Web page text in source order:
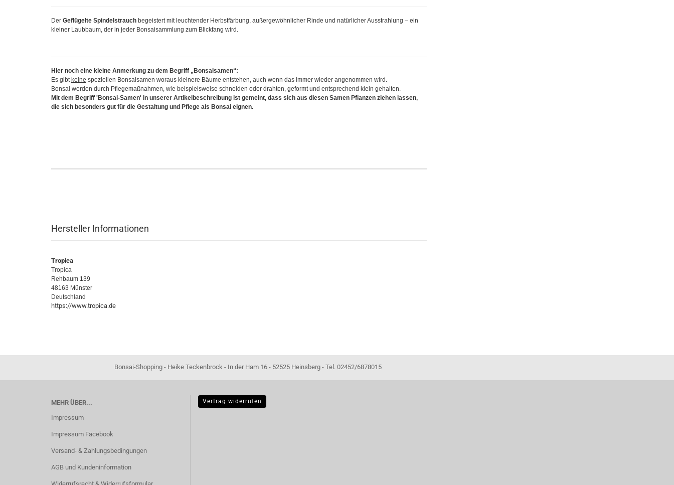
Der Geflügelte Spindelstrauch begeistert mit leuchtender Herbstfärbung, außergewöhnlicher Rinde und natürlicher Ausstrahlung – ein
kleiner Laubbaum, der in jeder Bonsaisammlung zum Blickfang wird.
Hier noch eine kleine Anmerkung zu dem Begriff „Bonsaisamen“:
Es gibt keine speziellen Bonsaisamen woraus kleinere Bäume entstehen, auch wenn das immer wieder angenommen wird.
Bonsai werden durch Pflegemaßnahmen, wie beispielsweise schneiden oder drahten, geformt und entsprechend klein gehalten.
Mit dem Begriff 'Bonsai-Samen' in unserer Artikelbeschreibung ist gemeint, dass sich aus diesen Samen Pflanzen ziehen lassen,
die sich besonders gut für die Gestaltung und Pflege als Bonsai eignen.
Hersteller Informationen
Tropica
Tropica
Rehbaum 139
48163 Münster
Deutschland
https://www.tropica.de
Bonsai-Shopping - Heike Teckenbrock - In der Ham 16 - 52525 Heinsberg - Tel. 02452/6878015
MEHR ÜBER...
Impressum
Impressum Facebook
Versand- & Zahlungsbedingungen
AGB und Kundeninformation
Vertrag widerrufen